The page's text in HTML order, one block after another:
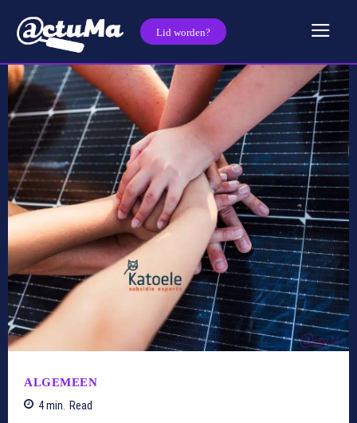
Lid worden?
ALGEMEEN
4min. Read